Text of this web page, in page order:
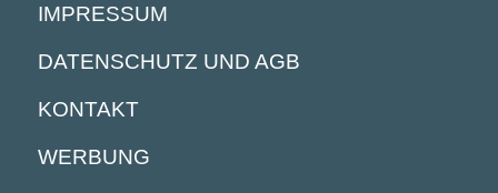
IMPRESSUM
DATENSCHUTZ UND AGB
KONTAKT
WERBUNG